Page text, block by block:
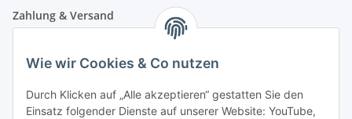
Wie wir Cookies & Co nutzen
Durch Klicken auf „Alle akzeptieren“ gestatten Sie den
Einsatz folgender Dienste auf unserer Website: YouTube,
Zahlung & Versand